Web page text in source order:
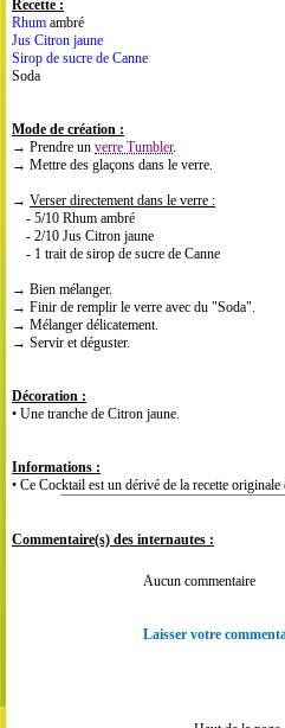
Recette :
Rhum ambré
Jus Citron jaune
Sirop de sucre de Canne
Soda
Mode de création :
→ Prendre un verre Tumbler.
→ Mettre des glaçons dans le verre.
→ Verser directement dans le verre :
- 5/10 Rhum ambré
- 2/10 Jus Citron jaune
- 1 trait de sirop de sucre de Canne
→ Bien mélanger.
→ Finir de remplir le verre avec du "Soda".
→ Mélanger délicatement.
→ Servir et déguster.
Décoration :
• Une tranche de Citron jaune.
Informations :
• Ce Cocktail est un dérivé de la recette
Commentaire(s) des internautes :
Aucun commentaire
Laisser votre